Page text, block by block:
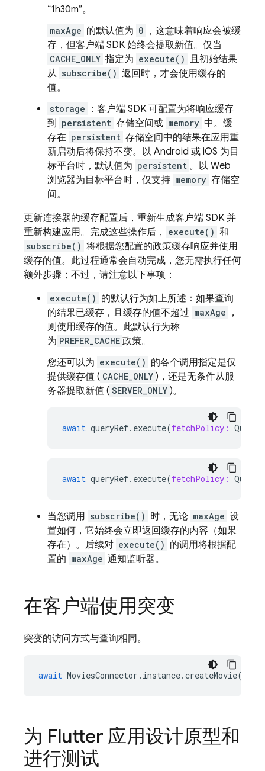
“1h30m”。
maxAge 的默认值为 0
，这意味着响应会被缓
存，但客户端 SDK 始终会提取新值。仅当
CACHE_ONLY 指定为 execute() 且初始结果
从 subscribe() 返回时，才会使用缓存的
值。
storage
：客户端 SDK 可配置为将响应缓存
到 persistent 存储空间或 memory 中。缓
存在 persistent 存储空间中的结果在应用重
新启动后将保持不变。以 Android 或 iOS 为目
标平台时，默认值为 persistent 。以 Web
浏览器为目标平台时，仅支持 memory 存储空
间。
更新连接器的缓存配置后，重新生成客户端 SDK 并
重新构建应用。完成这些操作后，
execute() 和
subscribe() 将根据您配置的政策缓存响应并使用
缓存的值。此过程通常会自动完成，您无需执行任何
额外步骤；不过，请注意以下事项：
execute() 的默认行为如上所述：如果查询
的结果已缓存，且缓存的值不超过 maxAge
，
则使用缓存的值。此默认行为称
为 PREFER_CACHE 政策。
您还可以为 execute() 的各个调用指定是仅
提供缓存值 ( CACHE_ONLY )，还是无条件从服
务器提取新值 ( SERVER_ONLY )。
await queryRef. execute(fetchPolicy:
await queryRef. execute(fetchPolicy:
当您调用 subscribe() 时，无论 maxAge 设
置如何，它始终会立即返回缓存的内容（如果
存在）。后续对 execute() 的调用将根据配
置的 maxAge 通知监听器。
在客户端使用突变
突变的访问方式与查询相同。
await MoviesConnector . instance.createMovie({
为 Flutter 应用设计原型和
进行测试